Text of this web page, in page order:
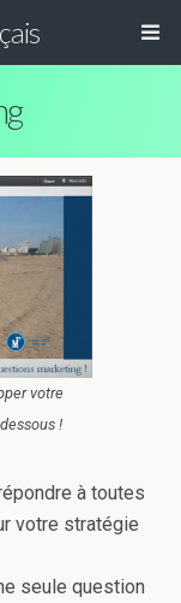
votre
!
à toutes
votre stratégie
seule question